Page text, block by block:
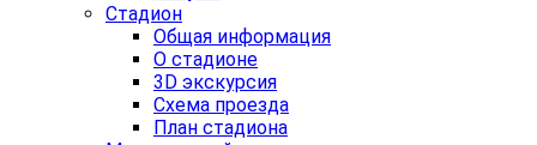
Стадион
Общая информация
О стадионе
3D экскурсия
Схема проезда
План стадиона